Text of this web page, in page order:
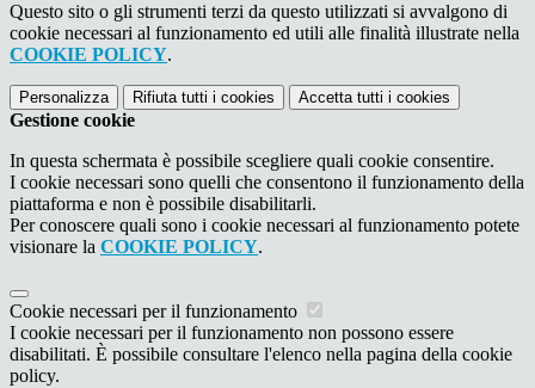
Questo sito o gli strumenti terzi da questo utilizzati si avvalgono di
cookie necessari al funzionamento ed utili alle finalità illustrate nella
COOKIE POLICY.
Personalizza Rifiuta tutti i cookies Accetta tutti i cookies
Gestione cookie
In questa schermata è possibile scegliere quali cookie consentire.
I cookie necessari sono quelli che consentono il funzionamento della
piattaforma e non è possibile disabilitarli.
Per conoscere quali sono i cookie necessari al funzionamento potete
visionare la COOKIE POLICY.
Cookie necessari per il funzionamento
I cookie necessari per il funzionamento non possono essere
disabilitati. È possibile consultare l'elenco nella pagina della cookie
policy.